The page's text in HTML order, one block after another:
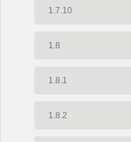
1.7.10
1.8
1.8.1
1.8.2